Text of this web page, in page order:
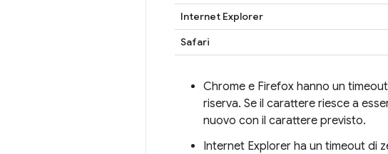
Internet Explorer
Safari
Chrome e Firefox hanno un
riserva. Se il carattere riesce a
nuovo con il carattere previsto.
Internet Explorer ha un timeout di